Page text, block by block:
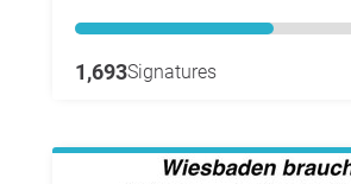
1,693Signatures